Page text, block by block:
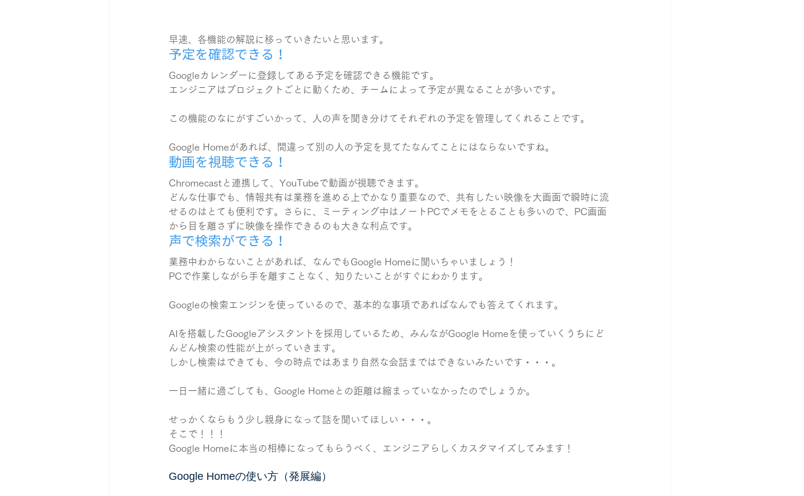
早速、各機能の解説に移っていきたいと思います。
予定を確認できる！
Googleカレンダーに登録してある予定を確認できる機能です。
エンジニアはプロジェクトごとに動くため、チームによって予定が異なることが多いです。
この機能のなにがすごいかって、人の声を聞き分けてそれぞれの予定を管理してくれることです。
Google Homeがあれば、間違って別の人の予定を見てたなんてことにはならないですね。
動画を視聴できる！
Chromecastと連携して、YouTubeで動画が視聴できます。
どんな仕事でも、情報共有は業務を進める上でかなり重要なので、共有したい映像を大画面で瞬時に流
せるのはとても便利です。さらに、ミーティング中はノートPCでメモをとることも多いので、PC画面
から目を離さずに映像を操作できるのも大きな利点です。
声で検索ができる！
業務中わからないことがあれば、なんでもGoogle Homeに聞いちゃいましょう！
PCで作業しながら手を離すことなく、知りたいことがすぐにわかります。
Googleの検索エンジンを使っているので、基本的な事項であればなんでも答えてくれます。
AIを搭載したGoogleアシスタントを採用しているため、みんながGoogle Homeを使っていくうちにど
んどん検索の性能が上がっていきます。
しかし検索はできても、今の時点ではあまり自然な会話まではできないみたいです・・・。
一日一緒に過ごしても、Google Homeとの距離は縮まっていなかったのでしょうか。
せっかくならもう少し親身になって話を聞いてほしい・・・。
そこで！！！
Google Homeに本当の相棒になってもらうべく、エンジニアらしくカスタマイズしてみます！
Google Homeの使い方（発展編）